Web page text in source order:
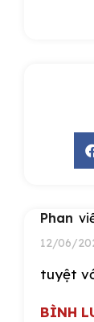
phan
12/06/
tuyệt
BÌNH